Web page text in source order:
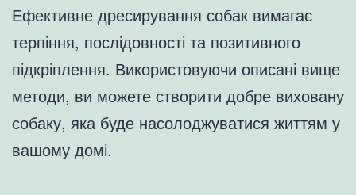
Ефективне дресирування собак вимагає
терпіння, послідовності та позитивного
підкріплення. Використовуючи описані вище
методи, ви можете створити добре виховану
собаку, яка буде насолоджуватися життям у
вашому домі.